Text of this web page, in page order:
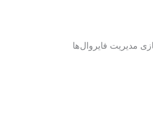
مدیریت فایروال‌ها